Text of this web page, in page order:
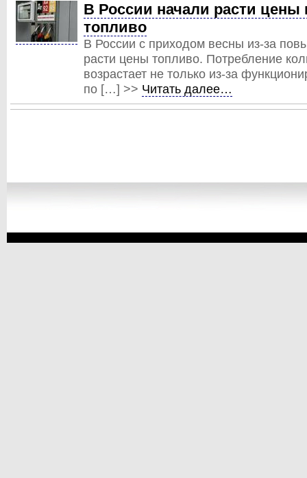
В России начали расти цены
топливо
В России с приходом весны из-за
расти цены топливо. Потребление
возрастает не только из-за
по […] >> Читать далее…